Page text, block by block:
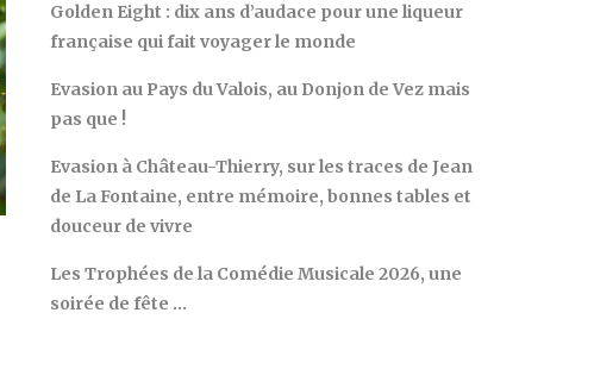
Golden Eight : dix ans d’audace pour une liqueur
française qui fait voyager le monde
Evasion au Pays du Valois, au Donjon de Vez mais
pas que !
Evasion à Château-Thierry, sur les traces de Jean
de La Fontaine, entre mémoire, bonnes tables et
douceur de vivre
Les Trophées de la Comédie Musicale 2026, une
soirée de fête …